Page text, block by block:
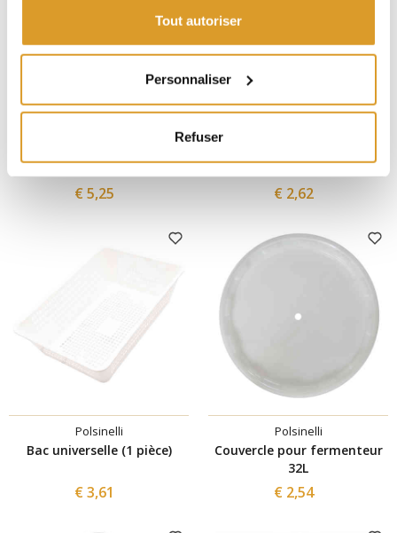
Tout autoriser
Personnaliser
Refuser
75 L
€ 5,25
35/50 L
€ 2,62
Polsinelli
Bac universelle (1 pièce)
€ 3,61
Polsinelli
Couvercle pour fermenteur
32L
€ 2,54